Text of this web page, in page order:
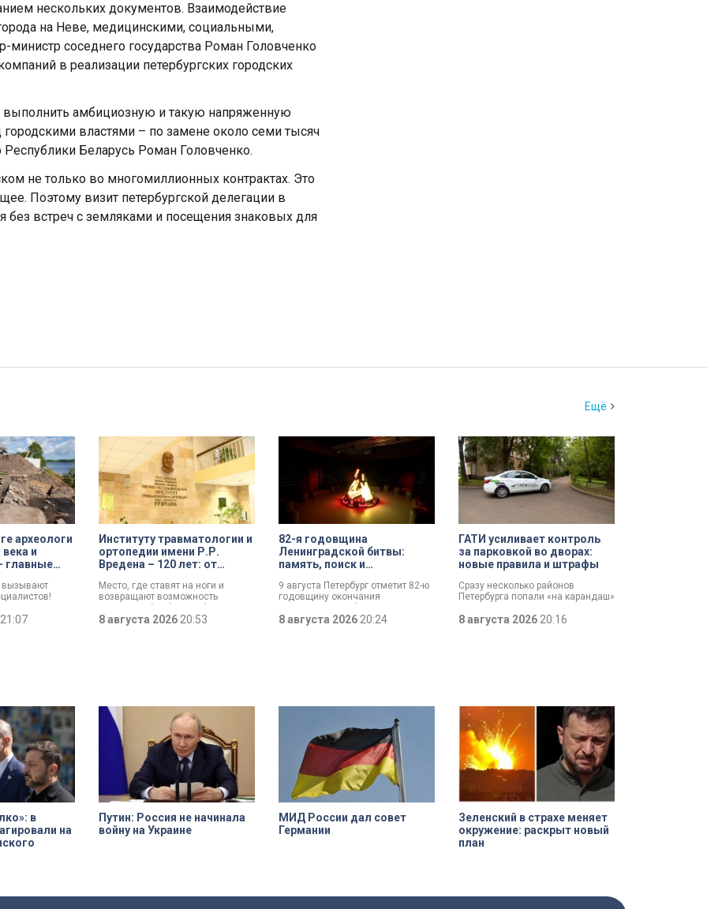
нескольких документов. Взаимодействие
на Неве, медицинскими, социальными,
соседнего государства Роман Головченко
в реализации петербургских городских
амбициозную и такую напряженную
городскими властями – по замене около семи тысяч
Беларусь Роман Головченко.
не только во многомиллионных контрактах. Это
Поэтому визит петербургской делегации в
без встреч с земляками и посещения знаковых для
Ещё
археологи
и
главные
вызывают
боевой топор
21:07
Институту травматологии и
ортопедии имени Р.Р.
Вредена – 120 лет: от
до передового
медицинского центра
Место, где ставят на ноги и
возвращают возможность
двигаться без боли. Юбилей
отмечает Институт травматологии
и ортопедии имени Р.Р. Вредена.
8 августа 2026 20:53
82-я годовщина
Ленинградской битвы:
память, поиск и
9 августа Петербург отметит 82-ю
годовщину окончания
Ленинградской битвы. Это День
воинской славы, который был
официально установлен в апреле
8 августа 2026 20:24
ГАТИ усиливает контроль
за парковкой во дворах:
новые правила и штрафы
Сразу несколько районов
Петербурга попали «на карандаш»
парковкой во дворах. За два
летних месяца только по
8 августа 2026 20:16
в
на
Путин: Россия не начинала
войну на Украине
МИД России дал совет
Германии
Зеленский в страхе меняет
окружение: раскрыт новый
план